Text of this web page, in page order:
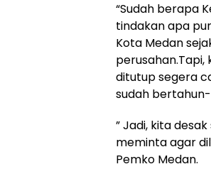
“Sudah berapa
tindakan apa
Kota Medan
ditutup segera
sudah
” Jadi, kita
meminta agar
Pemko Medan.